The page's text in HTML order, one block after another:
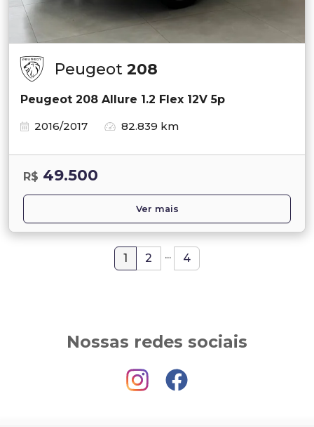
Peugeot 208
Peugeot 208 Allure 1.2 Flex 12V 5p
2016/2017
82.839 km
R$ 49.500
Ver mais
1 2 ... 4
Nossas redes sociais